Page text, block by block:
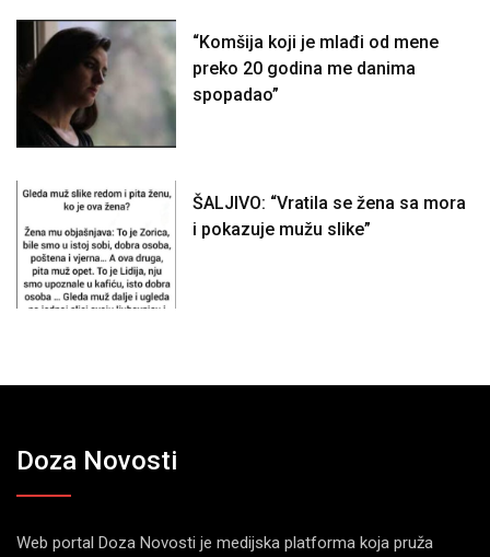
“Komšija koji je mlađi od mene
preko 20 godina me danima
spopadao”
ŠALJIVO: “Vratila se žena sa mora
i pokazuje mužu slike”
Doza Novosti
Web portal Doza Novosti je medijska platforma koja pruža